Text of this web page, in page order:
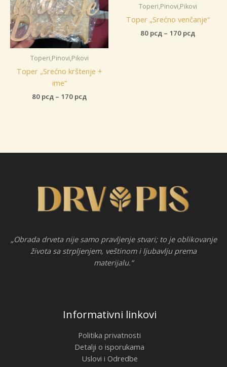
Toperi,Pinovi,Pikovi
Toper „Srećno krštenje +
ime“
80 рсд – 170 рсд
Toperi,Pinovi,Pikovi
Toper „Srećno venčanje“
80 рсд – 170 рсд
„Obrada drveta nije samo pravljenje stvari; to je oblikovanje
života sa strpljenjem, veštinom i ljubavlju prema
materijalu.“
Informativni linkovi
Politika privatnosti
Detalji o isporukama
Uslovi i Odredbe